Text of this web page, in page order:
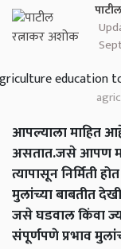
आपल्याला माहित
असतात.जसे आपण
त्यापासून निर्मिती
मुलांच्या बाबतीत
जसे घडवाल किंवा
संपूर्णपणे प्रभाव